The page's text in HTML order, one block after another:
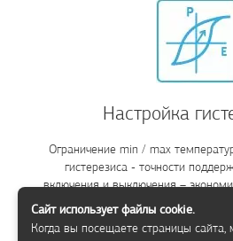
Настройка
Ограничение min / max
гистерезиса - точности
включения и выключения –
Сайт использует файлы cookie.
Когда вы посещаете страницы